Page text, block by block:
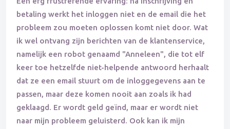
betaling werkt het inloggen niet en de email die het
probleem zou moeten oplossen komt niet door. Wat
ik wel ontvang zijn berichten van de klantenservice,
namelijk een robot genaamd "Anneleen", die tot elf
keer toe hetzelfde niet-helpende antwoord herhaalt
dat ze een email stuurt om de inloggegevens aan te
passen, maar deze komen nooit aan zoals ik had
geklaagd. Er wordt geld geïnd, maar er wordt niet
naar mijn probleem geluisterd. Ook kan ik mijn